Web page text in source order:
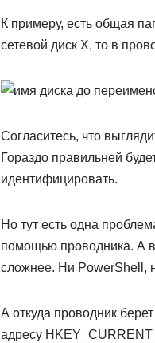
К примеру, есть общая
сетевой диск X, то в
Согласитесь, что
Гораздо правильней
идентифицировать.
Но тут есть одна
помощью проводника. А
сложнее. Ни PowerShell,
А откуда проводник
адресу